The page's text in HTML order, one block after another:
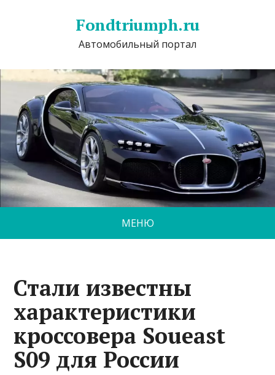
Fondtriumph.ru
Автомобильный портал
МЕНЮ
Стали известны
характеристики
кроссовера Soueast
S09 для России